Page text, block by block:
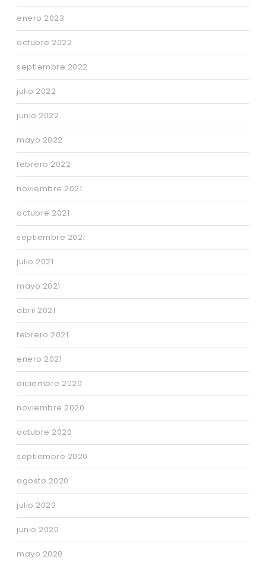
enero 2023
octubre 2022
septiembre 2022
julio 2022
junio 2022
mayo 2022
febrero 2022
noviembre 2021
octubre 2021
septiembre 2021
julio 2021
mayo 2021
abril 2021
febrero 2021
enero 2021
diciembre 2020
noviembre 2020
octubre 2020
septiembre 2020
agosto 2020
julio 2020
junio 2020
mayo 2020